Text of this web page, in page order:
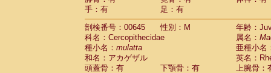
手：有
足：有
剖検番号：00645
性別：M
年齢：
科名：Cercopithecidae
属名：
種小名： mulatta
亜種小名
和名：アカゲザル
英名：
頭蓋骨：有
下顎骨：有
上腕骨：